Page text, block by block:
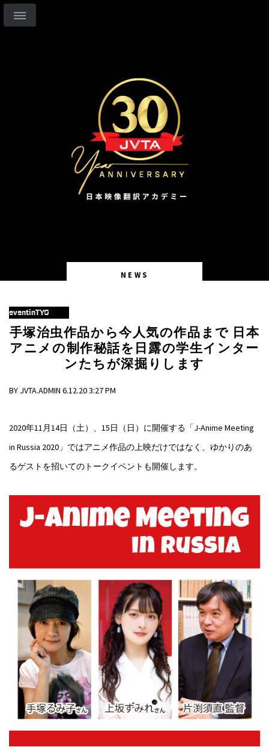
NEWS
eventinTYO
手塚治虫作品から今人気の作品まで 日本
アニメの制作秘話を日露の学生インター
ンたちが深掘りします
BY JVTA.ADMIN 6.12.20 3:27 PM
2020年11月14日（土）、15日（日）に開催する「J-Anime Meeting
in Russia 2020」ではアニメ作品の上映だけではなく、ゆかりのあ
るゲストを招いてのトークイベントも開催します。